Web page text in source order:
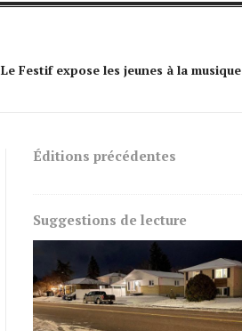
Le Festif expose les jeunes à la musique
Éditions précédentes
Suggestions de lecture